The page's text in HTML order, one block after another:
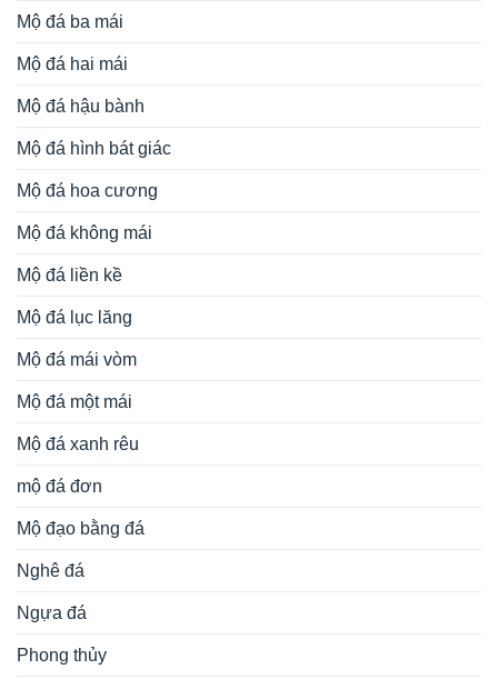
Mộ đá ba mái
Mộ đá hai mái
Mộ đá hậu bành
Mộ đá hình bát giác
Mộ đá hoa cương
Mộ đá không mái
Mộ đá liền kề
Mộ đá lục lăng
Mộ đá mái vòm
Mộ đá một mái
Mộ đá xanh rêu
mộ đá đơn
Mộ đạo bằng đá
Nghê đá
Ngựa đá
Phong thủy